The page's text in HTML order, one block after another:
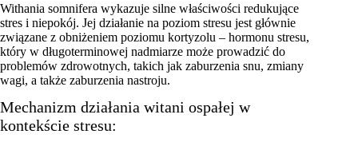
Withania somnifera wykazuje silne właściwości redukujące
stres i niepokój. Jej działanie na poziom stresu jest głównie
związane z obniżeniem poziomu kortyzolu – hormonu stresu,
który w długoterminowej nadmiarze może prowadzić do
problemów zdrowotnych, takich jak zaburzenia snu, zmiany
wagi, a także zaburzenia nastroju.
Mechanizm działania witani ospałej w
kontekście stresu: